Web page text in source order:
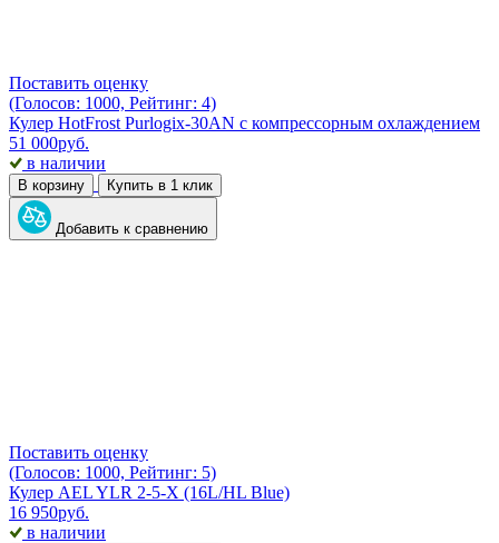
Поставить оценку
(Голосов: 1000, Рейтинг: 4)
Кулер HotFrost Purlogix-30AN с компрессорным охлаждением
51 000руб.
в наличии
В корзину Купить в 1 клик
Добавить к сравнению
Поставить оценку
(Голосов: 1000, Рейтинг: 5)
Кулер AEL YLR 2-5-X (16L/HL Blue)
16 950руб.
в наличии